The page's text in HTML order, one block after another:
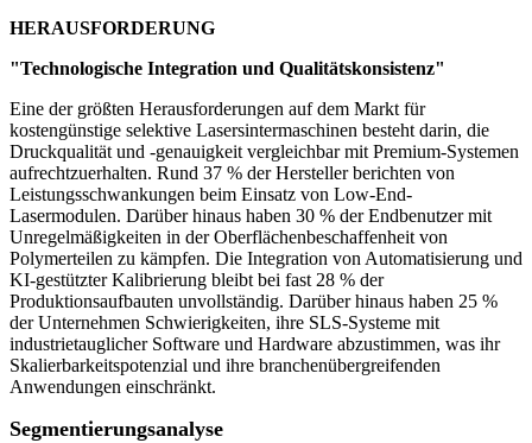
HERAUSFORDERUNG
"Technologische Integration und Qualitätskonsistenz"
Eine der größten Herausforderungen auf dem Markt für
kostengünstige selektive Lasersintermaschinen besteht darin, die
Druckqualität und -genauigkeit vergleichbar mit Premium-Systemen
aufrechtzuerhalten. Rund 37 % der Hersteller berichten von
Leistungsschwankungen beim Einsatz von Low-End-
Lasermodulen. Darüber hinaus haben 30 % der Endbenutzer mit
Unregelmäßigkeiten in der Oberflächenbeschaffenheit von
Polymerteilen zu kämpfen. Die Integration von Automatisierung und
KI-gestützter Kalibrierung bleibt bei fast 28 % der
Produktionsaufbauten unvollständig. Darüber hinaus haben 25 %
der Unternehmen Schwierigkeiten, ihre SLS-Systeme mit
industrietauglicher Software und Hardware abzustimmen, was ihr
Skalierbarkeitspotenzial und ihre branchenübergreifenden
Anwendungen einschränkt.
Segmentierungsanalyse